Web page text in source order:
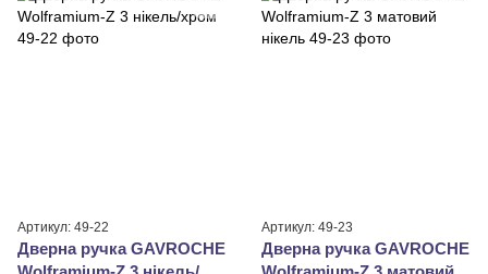
Артикул: 49-22
Дверна ручка GAVROCHE
Артикул: 49-23
Дверна ручка GAVROCHE